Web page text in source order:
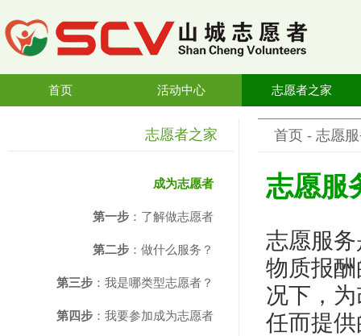
首页 活动中心 志愿者之家
志愿者之家
成为志愿者
第一步 ：了解做志愿者
第二步 ：做什么服务？
第三步 ：我是哪类型志愿者？
第四步 ：我要参加成为志愿者
首页 - 志愿
志愿服
志愿服
物质报
况下，
任而提